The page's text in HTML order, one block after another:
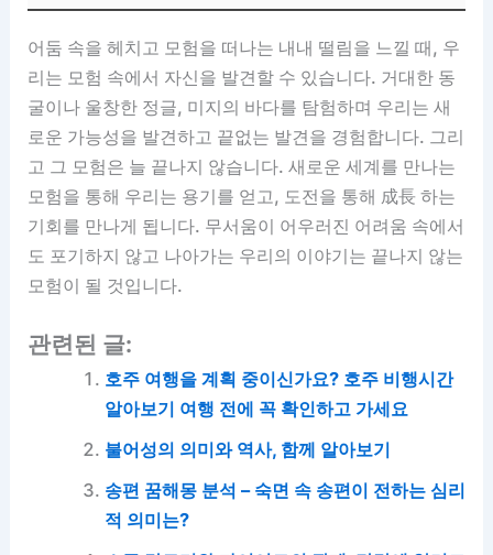
어둠 속을 헤치고 모험을 떠나는 내내 떨림을 느낄 때, 우
리는 모험 속에서 자신을 발견할 수 있습니다. 거대한 동
굴이나 울창한 정글, 미지의 바다를 탐험하며 우리는 새
로운 가능성을 발견하고 끝없는 발견을 경험합니다. 그리
고 그 모험은 늘 끝나지 않습니다. 새로운 세계를 만나는
모험을 통해 우리는 용기를 얻고, 도전을 통해 成長 하는
기회를 만나게 됩니다. 무서움이 어우러진 어려움 속에서
도 포기하지 않고 나아가는 우리의 이야기는 끝나지 않는
모험이 될 것입니다.
관련된 글:
호주 여행을 계획 중이신가요? 호주 비행시간
알아보기 여행 전에 꼭 확인하고 가세요
불어성의 의미와 역사, 함께 알아보기
송편 꿈해몽 분석 – 숙면 속 송편이 전하는 심리
적 의미는?